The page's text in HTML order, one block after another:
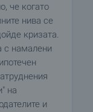
че когато
нива се
кризата.
с намалени
на
и